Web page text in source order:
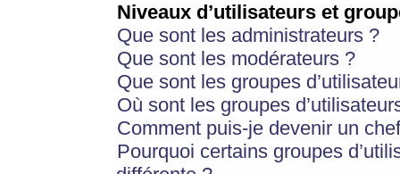
Niveaux d’utilisateurs et
Que sont les administrateurs ?
Que sont les modérateurs ?
Que sont les groupes
Où sont les groupes
Comment puis-je devenir un
Pourquoi certains groupes